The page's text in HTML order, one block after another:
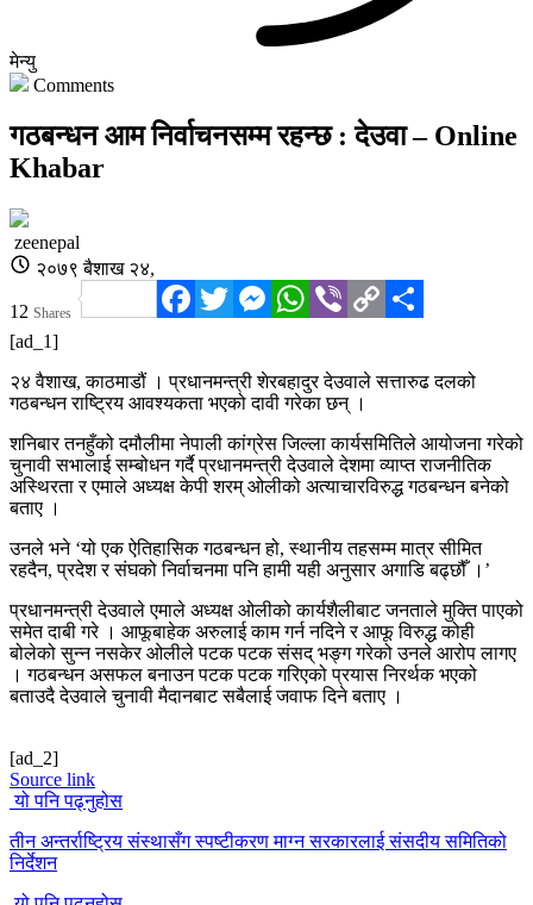
मेन्यु
Comments
गठबन्धन आम निर्वाचनसम्म रहन्छ : देउवा – Online
Khabar
zeenepal
२०७९ बैशाख २४,
12 Shares
FacebookTwitterMessengerWhatsApp
Viber
Copy
[ad_1]
२४ वैशाख, काठमाडौं । प्रधानमन्त्री शेरबहादुर देउवाले सत्तारुढ दलको
गठबन्धन राष्ट्रिय आवश्यकता भएको दावी गरेका छन् ।
शनिबार तनहुँको दमौलीमा नेपाली कांग्रेस जिल्ला कार्यसमितिले आयोजना गरेको
चुनावी सभालाई सम्बोधन गर्दै प्रधानमन्त्री देउवाले देशमा व्याप्त राजनीतिक
अस्थिरता र एमाले अध्यक्ष केपी शरम् ओलीको अत्याचारविरुद्ध गठबन्धन बनेको
बताए ।
उनले भने ‘यो एक ऐतिहासिक गठबन्धन हो, स्थानीय तहसम्म मात्र सीमित
रहदैन, प्रदेश र संघको निर्वाचनमा पनि हामी यही अनुसार अगाडि बढ्छौँ ।’
प्रधानमन्त्री देउवाले एमाले अध्यक्ष ओलीको कार्यशैलीबाट जनताले मुक्ति पाएको
समेत दाबी गरे । आफूबाहेक अरुलाई काम गर्न नदिने र आफू विरुद्ध कोही
बोलेको सुन्न नसकेर ओलीले पटक पटक संसद् भङ्ग गरेको उनले आरोप लागए
। गठबन्धन असफल बनाउन पटक पटक गरिएको प्रयास निरर्थक भएको
बताउदै देउवाले चुनावी मैदानबाट सबैलाई जवाफ दिने बताए ।
[ad_2]
Source link
यो पनि पढ्नुहोस
तीन अन्तर्राष्ट्रिय संस्थासँग स्पष्टीकरण माग्न सरकारलाई संसदीय समितिको
निर्देशन